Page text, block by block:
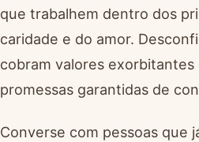
que trabalhem dentro dos
caridade e do amor.
cobram valores
promessas garantidas de
Converse com pessoas que